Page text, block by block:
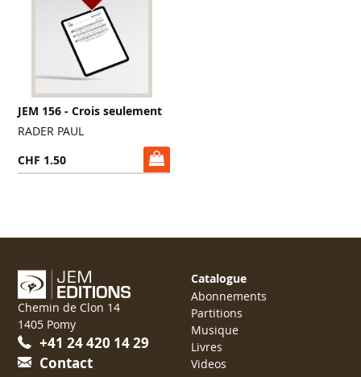
JEM 156 - Crois seulement
RADER PAUL
CHF 1.50
Chemin de Clon 14
1405 Pomy
+41 24 420 14 29
Contact
Catalogue
Abonnements
Partitions
Musique
Livres
Videos